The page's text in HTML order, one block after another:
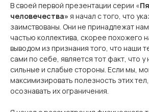
В своей первой презентации серии «
человечества» я начал с того, что
заимствованы. Они не принадлежат
частью коллектива, скорее похожего
выводом из признания того, что наши
сами по себе, является тот факт, что у
сильные и слабые стороны. Если мы,
максимизировать полезность этих
осознавать их ограничения.